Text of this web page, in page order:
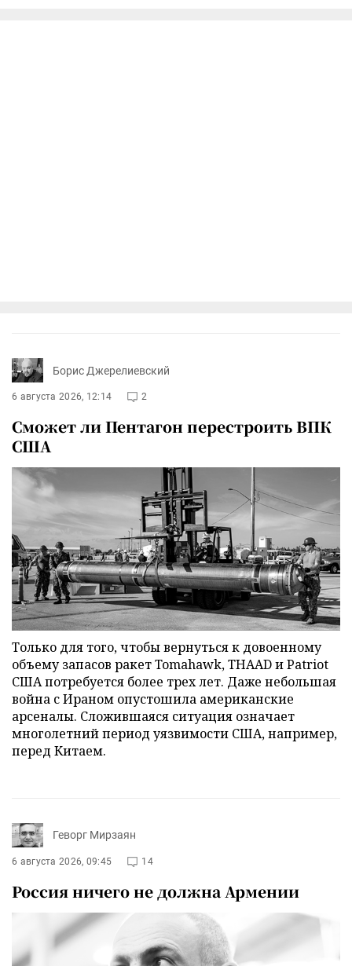
Борис Джерелиевский
6 августа 2026, 12:14 2
Сможет ли Пентагон перестроить ВПК
США
Только для того, чтобы вернуться к довоенному
объему запасов ракет Tomahawk, THAAD и Patriot
США потребуется более трех лет. Даже небольшая
война с Ираном опустошила американские
арсеналы. Сложившаяся ситуация означает
многолетний период уязвимости США, например,
перед Китаем.
Геворг Мирзаян
6 августа 2026, 09:45 14
Россия ничего не должна Армении